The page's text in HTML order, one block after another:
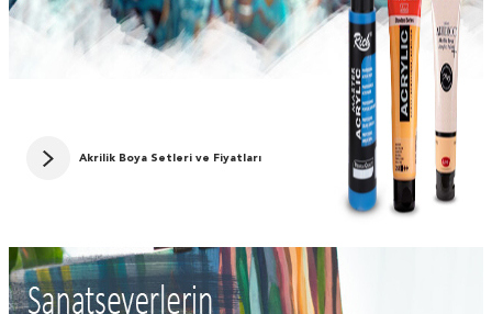
Akrilik Boya Setleri ve Fiyatları